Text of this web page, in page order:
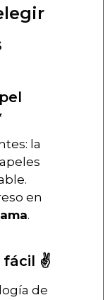
la
en
.
fácil ✌️
de